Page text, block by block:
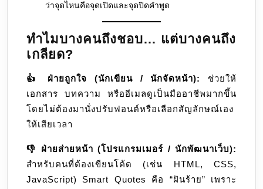
ว่าจุดไหนคือจุดเปิดและจุดปิดคำพูด
ทำไมบางคนถึงชอบ… แต่บางคนถึง
เกลียด?
👍 ฝ่ายถูกใจ (นักเขียน / นักจัดหน้า):
ช่วยให้
เอกสาร บทความ หรืออีเมลดูเป็นมืออาชีพมากขึ้น
โดยไม่ต้องมานั่งปรับฟอนต์หรือเลือกสัญลักษณ์เอง
ให้เสียเวลา
👎 ฝ่ายส่ายหน้า (โปรแกรมเมอร์ / นักพัฒนาเว็บ):
สำหรับคนที่ต้องเขียนโค้ด (เช่น HTML, CSS,
JavaScript) Smart Quotes คือ “ฝันร้าย” เพราะ